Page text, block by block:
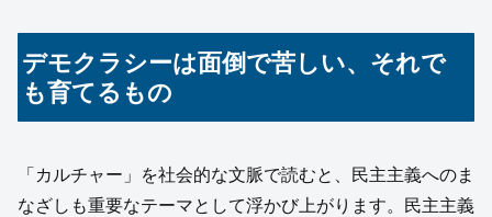
デモクラシーは面倒で苦しい、それで
も育てるもの
「カルチャー」を社会的な文脈で読むと、民主主義へのま
なざしも重要なテーマとして浮かび上がります。民主主義